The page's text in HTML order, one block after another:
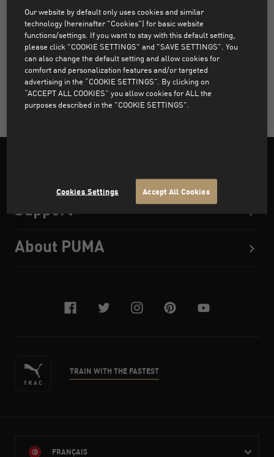
Désolé, les produits qui correspondent aux filtres
sélectionnés sont introuvables.
SUPPRIMER TOUS LES FILTRES
Support
About PUMA
facebook
twitterinstagram
pinterest
youtube
TRAIN WITH THE FASTEST
FRANÇAIS
Our website by default only uses cookies and similar
technology (hereinafter "Cookies") for basic website
functions/settings. If you want to stay with this default setting,
please click "COOKIE SETTINGS" and "SAVE SETTINGS". You
can also change the default setting and allow cookies for
comfort and personalization features and/or targeted
advertising in the “COOKIE SETTINGS”. By clicking on
“ACCEPT ALL COOKIES” you allow cookies for ALL the
purposes described in the "COOKIE SETTINGS".
Cookies Settings Accept All Cookies